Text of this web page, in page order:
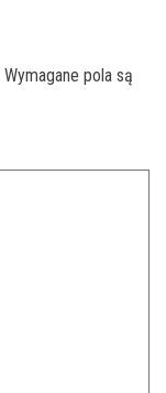
Wymagane pola są